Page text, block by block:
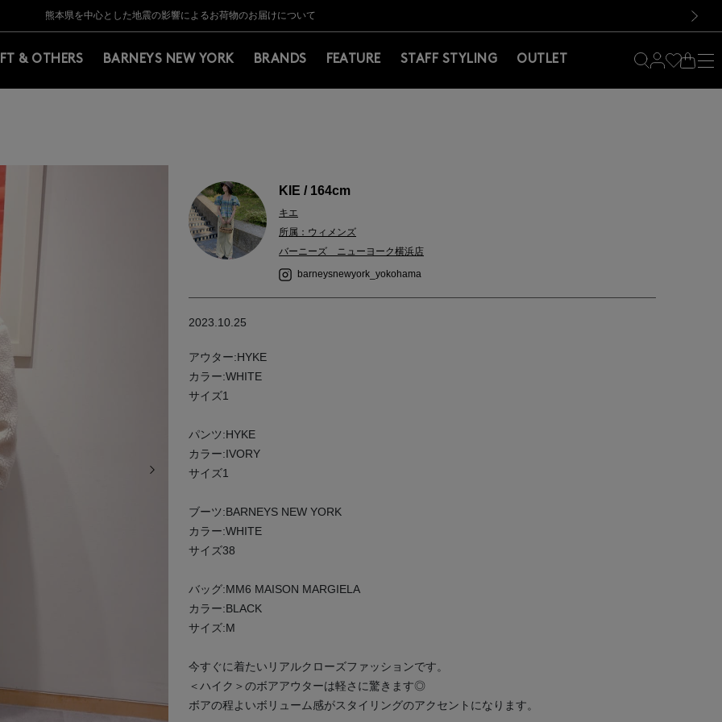
BARNEYS＞会員のお客様は11,000円（税込）以上のお買上げで常時送料無料！お買い物の際は会員登録を！
【夏季休業に伴う返品・交換承り一時停止のお知らせ】（2026.8.5）
熊本県を中心とした地震の影響によるお荷物のお届けについて
【開催中】SUMMER SALEのご案内・ご注意事項
BARNEYS＞会員のお客様は11,000円（税込）以上のお買上げで常時送料無料！お買い物の際は会員登録を！
【夏季休業に伴う返品・交換承り一時停止のお知らせ】（2026.8.5）
& OTHERS BARNEYS NEW YORK BRANDS FEATURE STAFF STYLING OUTLET
次の画像
KIE / 164cm
キエ
所属：ウィメンズ
バーニーズ ニューヨーク横浜店
barneysnewyork_yokohama
2023.10.25
アウター:HYKE
カラー:WHITE
サイズ1
パンツ:HYKE
カラー:IVORY
サイズ1
ブーツ:BARNEYS NEW YORK
カラー:WHITE
サイズ38
バッグ:MM6 MAISON MARGIELA
カラー:BLACK
サイズ:M
今すぐに着たいリアルクローズファッションです。
＜ハイク＞のボアアウターは軽さに驚きます◎
ボアの程よいボリューム感がスタイリングのアクセントになります。